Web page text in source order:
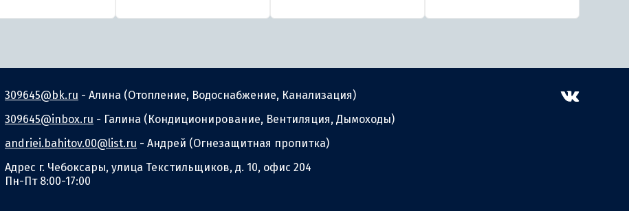
309645@bk.ru - Алина (Отопление, Водоснабжение, Канализация)
309645@inbox.ru - Галина (Кондиционирование, Вентиляция, Дымоходы)
andriei.bahitov.00@list.ru - Андрей (Огнезащитная пропитка)
Адрес г. Чебоксары, улица Текстильщиков, д. 10, офис 204
Пн-Пт 8:00-17:00